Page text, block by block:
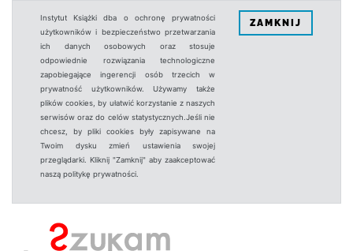
Instytut Książki dba o ochronę prywatności
użytkowników i bezpieczeństwo przetwarzania
ich danych osobowych oraz stosuje
odpowiednie rozwiązania technologiczne
zapobiegające ingerencji osób trzecich w
prywatność użytkowników. Używamy także
plików cookies, by ułatwić korzystanie z naszych
serwisów oraz do celów statystycznych.Jeśli nie
chcesz, by pliki cookies były zapisywane na
Twoim dysku zmień ustawienia swojej
przeglądarki. Kliknij "Zamknij" aby zaakceptować
naszą politykę prywatności.
ZAMKNIJ